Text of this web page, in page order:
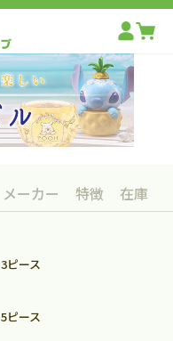
メーカー 特徴 在庫
3ピース
5ピース